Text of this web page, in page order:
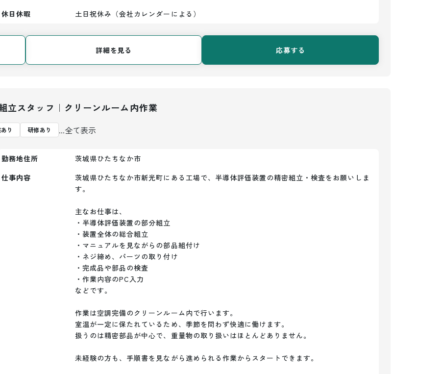
休日休暇
土日祝休み（会社カレンダーによる）
詳細を見る 応募する
スタッフ｜クリーンルーム内作業
り 研修あり ...全て表示
勤務地住所
茨城県ひたちなか市
仕事内容
茨城県ひたちなか市新光町にある工場で、半導体評価装置の精密組立・検査をお願いしま
す。
主なお仕事は、
・半導体評価装置の部分組立
・装置全体の総合組立
・マニュアルを見ながらの部品組付け
・ネジ締め、パーツの取り付け
・完成品や部品の検査
・作業内容のPC入力
などです。
作業は空調完備のクリーンルーム内で行います。
室温が一定に保たれているため、季節を問わず快適に働けます。
扱うのは精密部品が中心で、重量物の取り扱いはほとんどありません。
未経験の方も、手順書を見ながら進められる作業からスタートできます。